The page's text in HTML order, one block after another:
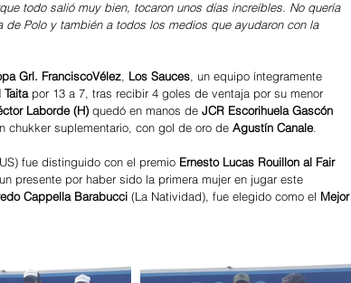
todo salió muy bien, tocaron unos días increíbles. No quería
Polo y también a todos los medios que ayudaron con la
Grl. FranciscoVélez, Los Sauces, un equipo íntegramente
por 13 a 7, tras recibir 4 goles de ventaja por su menor
Laborde (H) quedó en manos de JCR Escorihuela Gascón
chukker suplementario, con gol de oro de Agustín Canale.
fue distinguido con el premio Ernesto Lucas Rouillon al Fair
presente por haber sido la primera mujer en jugar este
Cappella Barabucci (La Natividad), fue elegido como el Mejor